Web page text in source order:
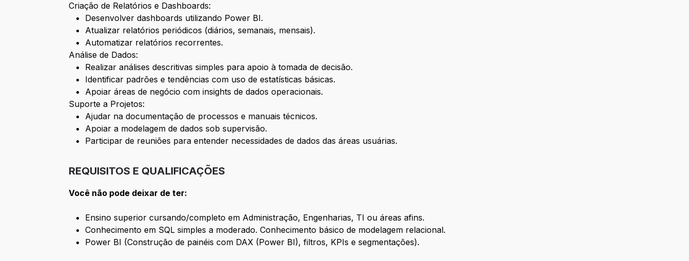
Criação de Relatórios e Dashboards:
Desenvolver dashboards utilizando Power BI.
Atualizar relatórios periódicos (diários, semanais, mensais).
Automatizar relatórios recorrentes.
Análise de Dados:
Realizar análises descritivas simples para apoio à tomada de decisão.
Identificar padrões e tendências com uso de estatísticas básicas.
Apoiar áreas de negócio com insights de dados operacionais.
Suporte a Projetos:
Ajudar na documentação de processos e manuais técnicos.
Apoiar a modelagem de dados sob supervisão.
Participar de reuniões para entender necessidades de dados das áreas usuárias.
REQUISITOS E QUALIFICAÇÕES
Você não pode deixar de ter:
Ensino superior cursando/completo em Administração, Engenharias, TI ou áreas afins.
Conhecimento em SQL simples a moderado. Conhecimento básico de modelagem relacional.
Power BI (Construção de painéis com DAX (Power BI), filtros, KPIs e segmentações).